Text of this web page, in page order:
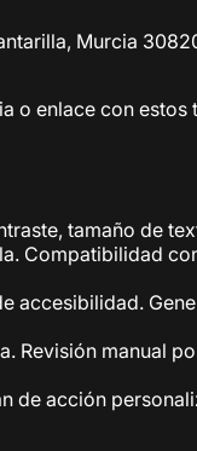
Murcia
o enlace con estos
tamaño de
Compatibilidad
accesibilidad.
Revisión manual
de acción